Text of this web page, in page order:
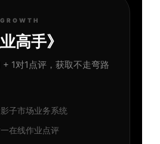
高手》
1对1点评，获取不走弯路
子市场业务系统
在线作业点评